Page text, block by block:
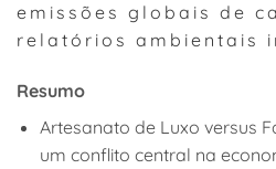
emissões globais de
relatórios ambientais
Resumo
Artesanato de Luxo versus
um conflito central na